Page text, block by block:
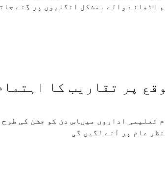
اٹھانے والے بمشکل انگلیوں پر گِنے
پر تقاریب کا
تعلیمی اداروں میںاس دن کو جشن کی
عام پر آنے لگیں گی